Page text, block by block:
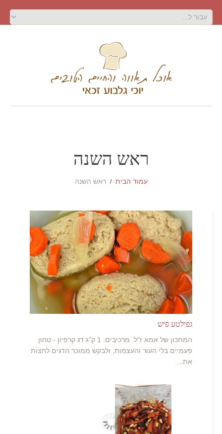
ראש השנה
עמוד הבית ראש השנה
גפילטע פיש
המתכון של אמא ז"ל. מרכיבים: 1 ק"ג דג קרפיון - טחון
פעמיים בלי העור והעצמות, ולבקש ממוכר הדגים לחצות
את...